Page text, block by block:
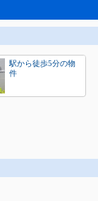
駅から徒歩5分の物
件